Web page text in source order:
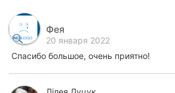
Ужгород
Карпаты
Фея
20 января 2022
Спасибо большое, очень приятно!